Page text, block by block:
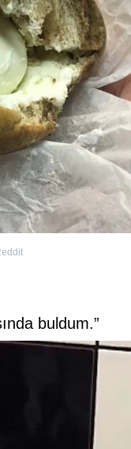
buldum.”